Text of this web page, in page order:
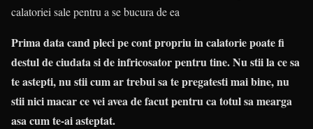
calatoriei sale pentru a se bucura de ea
Prima data cand pleci pe cont propriu in calatorie poate fi
destul de ciudata si de infricosator pentru tine. Nu stii la ce sa
te astepti, nu stii cum ar trebui sa te pregatesti mai bine, nu
stii nici macar ce vei avea de facut pentru ca totul sa mearga
asa cum te-ai asteptat.